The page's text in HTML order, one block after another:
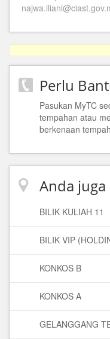
Perlu
Pasukan MyTC
tempahan atau
berkenaan
Anda
BILIK KULIAH 11
BILIK VIP
KONKOS B
KONKOS A
GELANGGANG